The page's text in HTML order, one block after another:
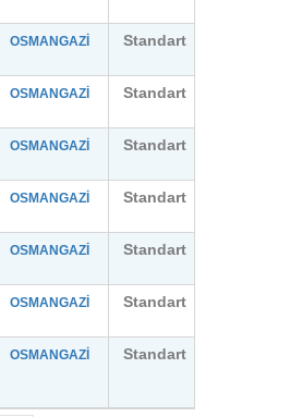
OSMANGAZİ Standart
OSMANGAZİ Standart
OSMANGAZİ Standart
OSMANGAZİ Standart
OSMANGAZİ Standart
OSMANGAZİ Standart
OSMANGAZİ Standart